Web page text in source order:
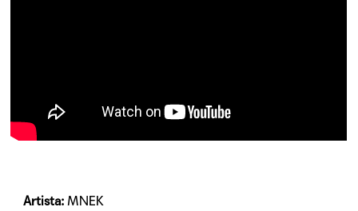
Artista: MNEK